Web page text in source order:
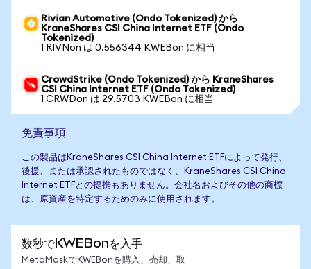
Rivian Automotive (Ondo Tokenized) から
KraneShares CSI China Internet ETF (Ondo
Tokenized)
1 RIVNon は 0.556344 KWEBon に相当
CrowdStrike (Ondo Tokenized) から KraneShares
CSI China Internet ETF (Ondo Tokenized)
1 CRWDon は 29.5703 KWEBon に相当
免責事項
この製品はKraneShares CSI China Internet ETFによって発行、
後援、または承認されたものではなく、KraneShares CSI China
Internet ETFとの提携もありません。会社名およびその他の商標
は、原資産を特定するためのみに使用されます。
数秒でKWEBonを入手
MetaMaskでKWEBonを購入、売却、取